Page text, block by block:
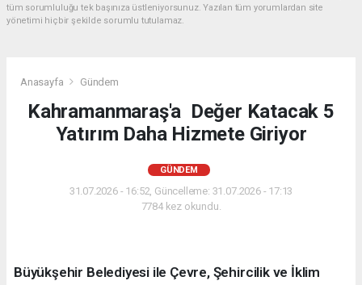
tüm sorumluluğu tek başınıza üstleniyorsunuz. Yazılan tüm yorumlardan site
yönetimi hiçbir şekilde sorumlu tutulamaz.
Anasayfa Gündem
Kahramanmaraş'a Değer Katacak 5
Yatırım Daha Hizmete Giriyor
GÜNDEM
31.07.2026 - 16:52, Güncelleme: 31.07.2026 - 17:13
7784 kez okundu.
Büyükşehir Belediyesi ile Çevre, Şehircilik ve İklim